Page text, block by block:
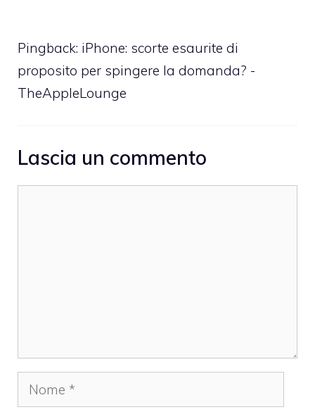
Pingback: iPhone: scorte esaurite di
proposito per spingere la domanda? -
TheAppleLounge
Lascia un commento
Nome